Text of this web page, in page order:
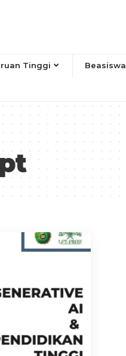
Tinggi Beasiswa